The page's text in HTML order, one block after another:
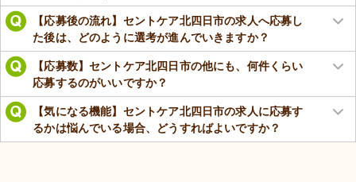
【応募後の流れ】セントケア北四日市の求人へ応募し
た後は、どのように選考が進んでいきますか？
【応募数】セントケア北四日市の他にも、何件くらい
応募するのがいいですか？
【気になる機能】セントケア北四日市の求人に応募す
るかは悩んでいる場合、どうすればよいですか？